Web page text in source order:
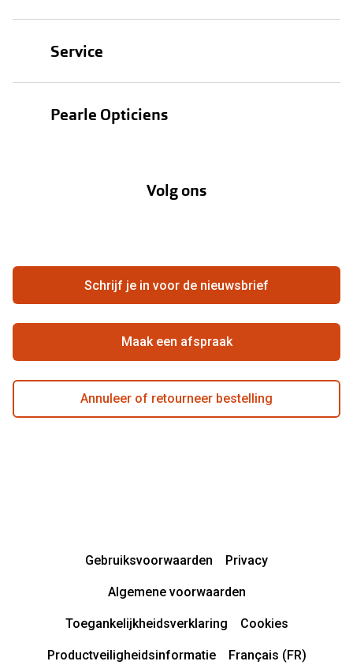
Service
Hier de overeenkomst ontbinden
Pearle Opticiens
Beste winkelketen
Volg ons
Schrijf je in voor de nieuwsbrief
Maak een afspraak
Annuleer of retourneer bestelling
Gebruiksvoorwaarden Privacy
Algemene voorwaarden
Toegankelijkheidsverklaring Cookies
Productveiligheidsinformatie Français (FR)